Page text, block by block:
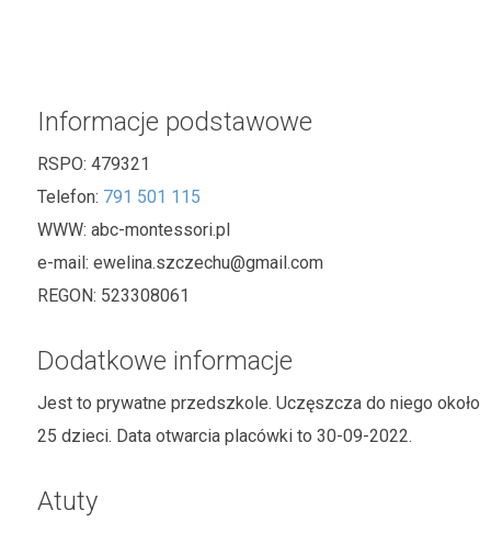
Informacje podstawowe
RSPO: 479321
Telefon: 791 501 115
WWW: abc-montessori.pl
e-mail: ewelina.szczechu@gmail.com
REGON: 523308061
Dodatkowe informacje
Jest to prywatne przedszkole. Uczęszcza do niego około
25 dzieci. Data otwarcia placówki to 30-09-2022.
Atuty